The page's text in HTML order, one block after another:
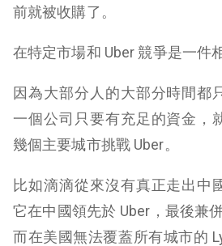
前就被收購了。
在特定市場和 Uber 競爭是一件
因為大部分人的大部分時間都
一個公司只要有充足的資金，
幾個主要城市挑戰 Uber。
比如滴滴從來沒有真正走出中
它在中國領先於 Uber，最後兼
而在美國無法覆蓋所有城市的